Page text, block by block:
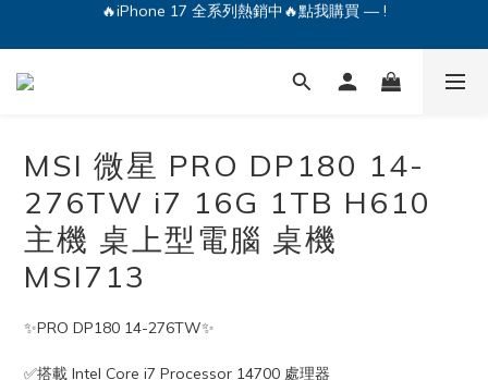
🔥iPhone 17 全系列熱銷中🔥點我購買 — !
💕加入Q哥 Line 新好友領優惠券！🎫
🔥iPhone 17 全系列熱銷中🔥點我購買 — !
MSI 微星 PRO DP180 14-
276TW i7 16G 1TB H610
主機 桌上型電腦 桌機
MSI713
✨PRO DP180 14-276TW✨
✅搭載 Intel Core i7 Processor 14700 處理器